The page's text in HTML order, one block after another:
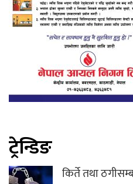
ट्रेन्डिङ
किर्ते तथा